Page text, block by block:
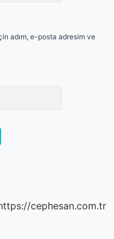
adım, e-posta adresim ve
cephesan.com.tr